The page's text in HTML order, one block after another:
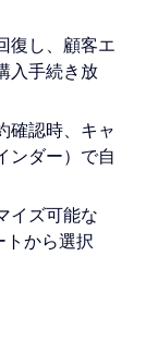
復し、顧客エ
入手続き放
確認時、キャ
ンダー）で自
イズ可能な
トから選択